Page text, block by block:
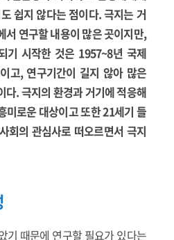
쉽지 않다는 점이다. 극지는 거
서 연구할 내용이 많은 곳이지만,
기 시작한 것은 1957~8년 국제
고, 연구기간이 길지 않아 많은
다. 극지의 환경과 거기에 적응해
미로운 대상이고 또한 21세기 들
회의 관심사로 떠오르면서 극지
기 때문에 연구할 필요가 있다는